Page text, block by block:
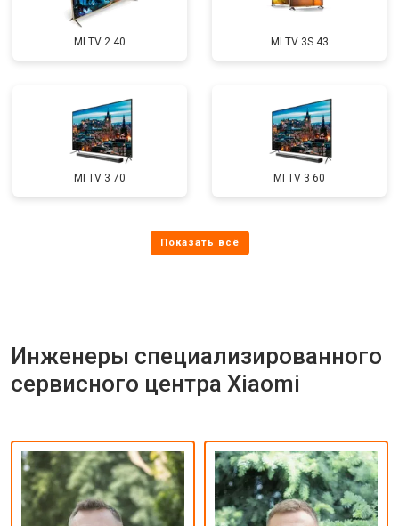
MI TV 2 40 MI TV 3S 43
MI TV 3 70 MI TV 3 60
Инженеры специализированного
сервисного центра Xiaomi